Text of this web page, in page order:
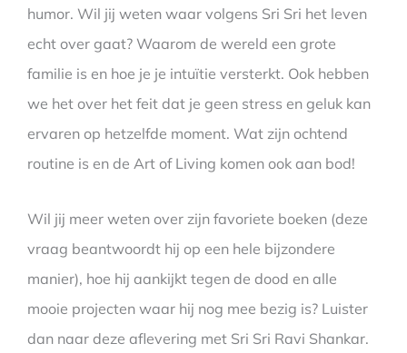
humor. Wil jij weten waar volgens Sri Sri het leven
echt over gaat? Waarom de wereld een grote
familie is en hoe je je intuïtie versterkt. Ook hebben
we het over het feit dat je geen stress en geluk kan
ervaren op hetzelfde moment. Wat zijn ochtend
routine is en de Art of Living komen ook aan bod!
Wil jij meer weten over zijn favoriete boeken (deze
vraag beantwoordt hij op een hele bijzondere
manier), hoe hij aankijkt tegen de dood en alle
mooie projecten waar hij nog mee bezig is? Luister
dan naar deze aflevering met Sri Sri Ravi Shankar.